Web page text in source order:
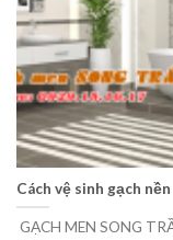
Cách vệ sinh gạch
GẠCH MEN SONG